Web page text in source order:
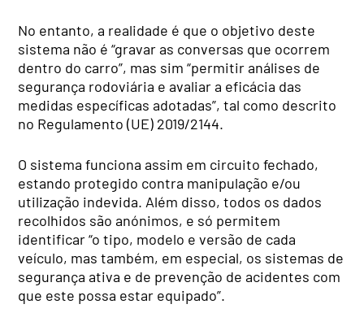
No entanto, a realidade é que o objetivo deste
sistema não é “gravar as conversas que ocorrem
dentro do carro”, mas sim “permitir análises de
segurança rodoviária e avaliar a eficácia das
medidas específicas adotadas”, tal como descrito
no Regulamento (UE) 2019/2144.
O sistema funciona assim em circuito fechado,
estando protegido contra manipulação e/ou
utilização indevida. Além disso, todos os dados
recolhidos são anónimos, e só permitem
identificar “o tipo, modelo e versão de cada
veículo, mas também, em especial, os sistemas de
segurança ativa e de prevenção de acidentes com
que este possa estar equipado”.